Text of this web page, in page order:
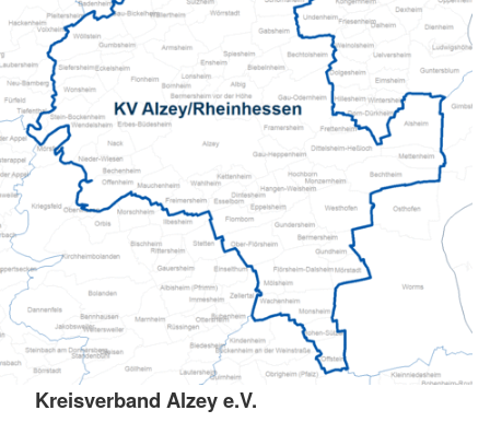
Kreisverband Alzey e.V.